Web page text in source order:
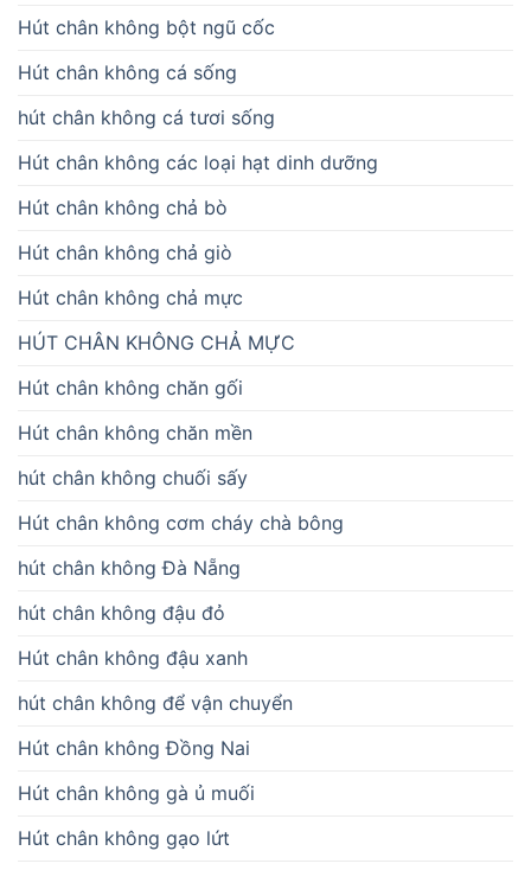
Hút chân không bột ngũ cốc
Hút chân không cá sống
hút chân không cá tươi sống
Hút chân không các loại hạt dinh dưỡng
Hút chân không chả bò
Hút chân không chả giò
Hút chân không chả mực
HÚT CHÂN KHÔNG CHẢ MỰC
Hút chân không chăn gối
Hút chân không chăn mền
hút chân không chuối sấy
Hút chân không cơm cháy chà bông
hút chân không Đà Nẵng
hút chân không đậu đỏ
Hút chân không đậu xanh
hút chân không để vận chuyển
Hút chân không Đồng Nai
Hút chân không gà ủ muối
Hút chân không gạo lứt